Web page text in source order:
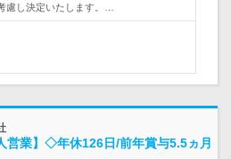
慮し決定いたします。…
営業】◇年休126日/前年賞与5.5ヵ月